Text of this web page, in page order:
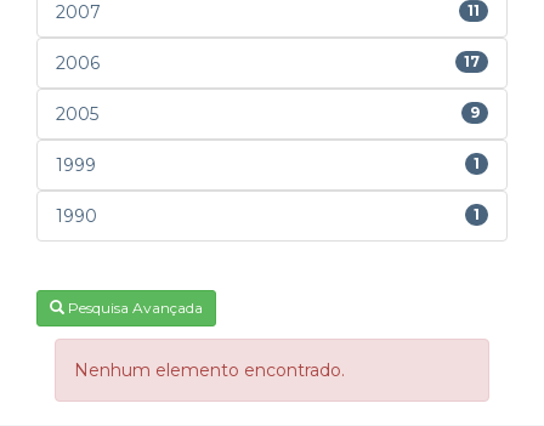
2007 11
2006 17
2005 9
1999 1
1990 1
Pesquisa Avançada
Nenhum elemento encontrado.